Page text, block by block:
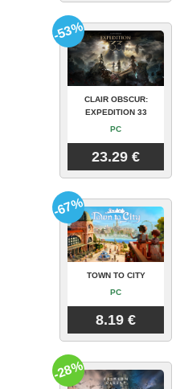
CLAIR OBSCUR:
EXPEDITION 33
PC
23.29 €
-53%
TOWN TO CITY
PC
8.19 €
-67%
-28%